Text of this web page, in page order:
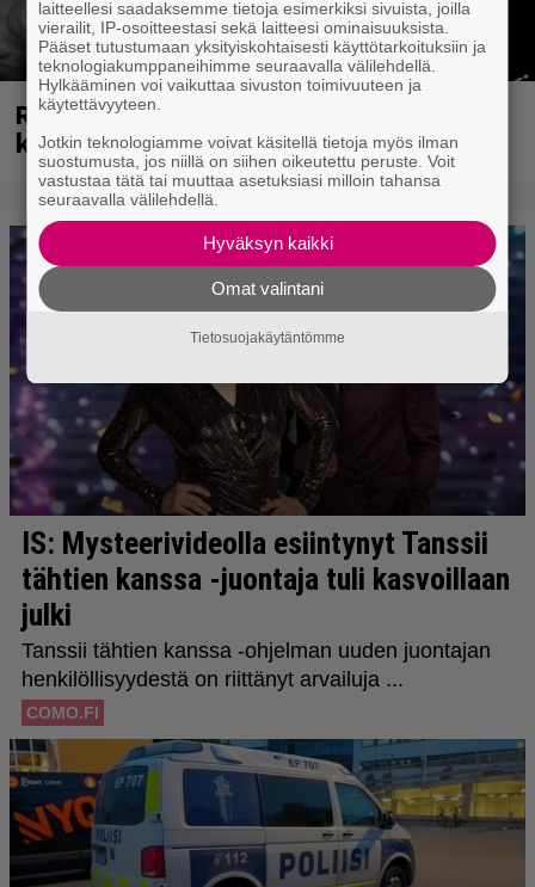
Rushin Neil Peartista ilmestyy ensi
kuussa dokumentti
laitteellesi saadaksemme tietoja esimerkiksi sivuista, joilla
vierailit, IP-osoitteestasi sekä laitteesi ominaisuuksista.
Pääset tutustumaan yksityiskohtaisesti käyttötarkoituksiin ja
teknologiakumppaneihimme seuraavalla välilehdellä.
Hylkääminen voi vaikuttaa sivuston toimivuuteen ja
käytettävyyteen.
Jotkin teknologiamme voivat käsitellä tietoja myös ilman
suostumusta, jos niillä on siihen oikeutettu peruste. Voit
vastustaa tätä tai muuttaa asetuksiasi milloin tahansa
seuraavalla välilehdellä.
Hyväksyn kaikki
Omat valintani
Tietosuojakäytäntömme